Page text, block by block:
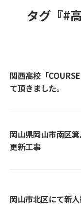
タグ『#
関西高校「
て頂きました。
岡山県岡山市南区
更新工事
岡山市北区にて新